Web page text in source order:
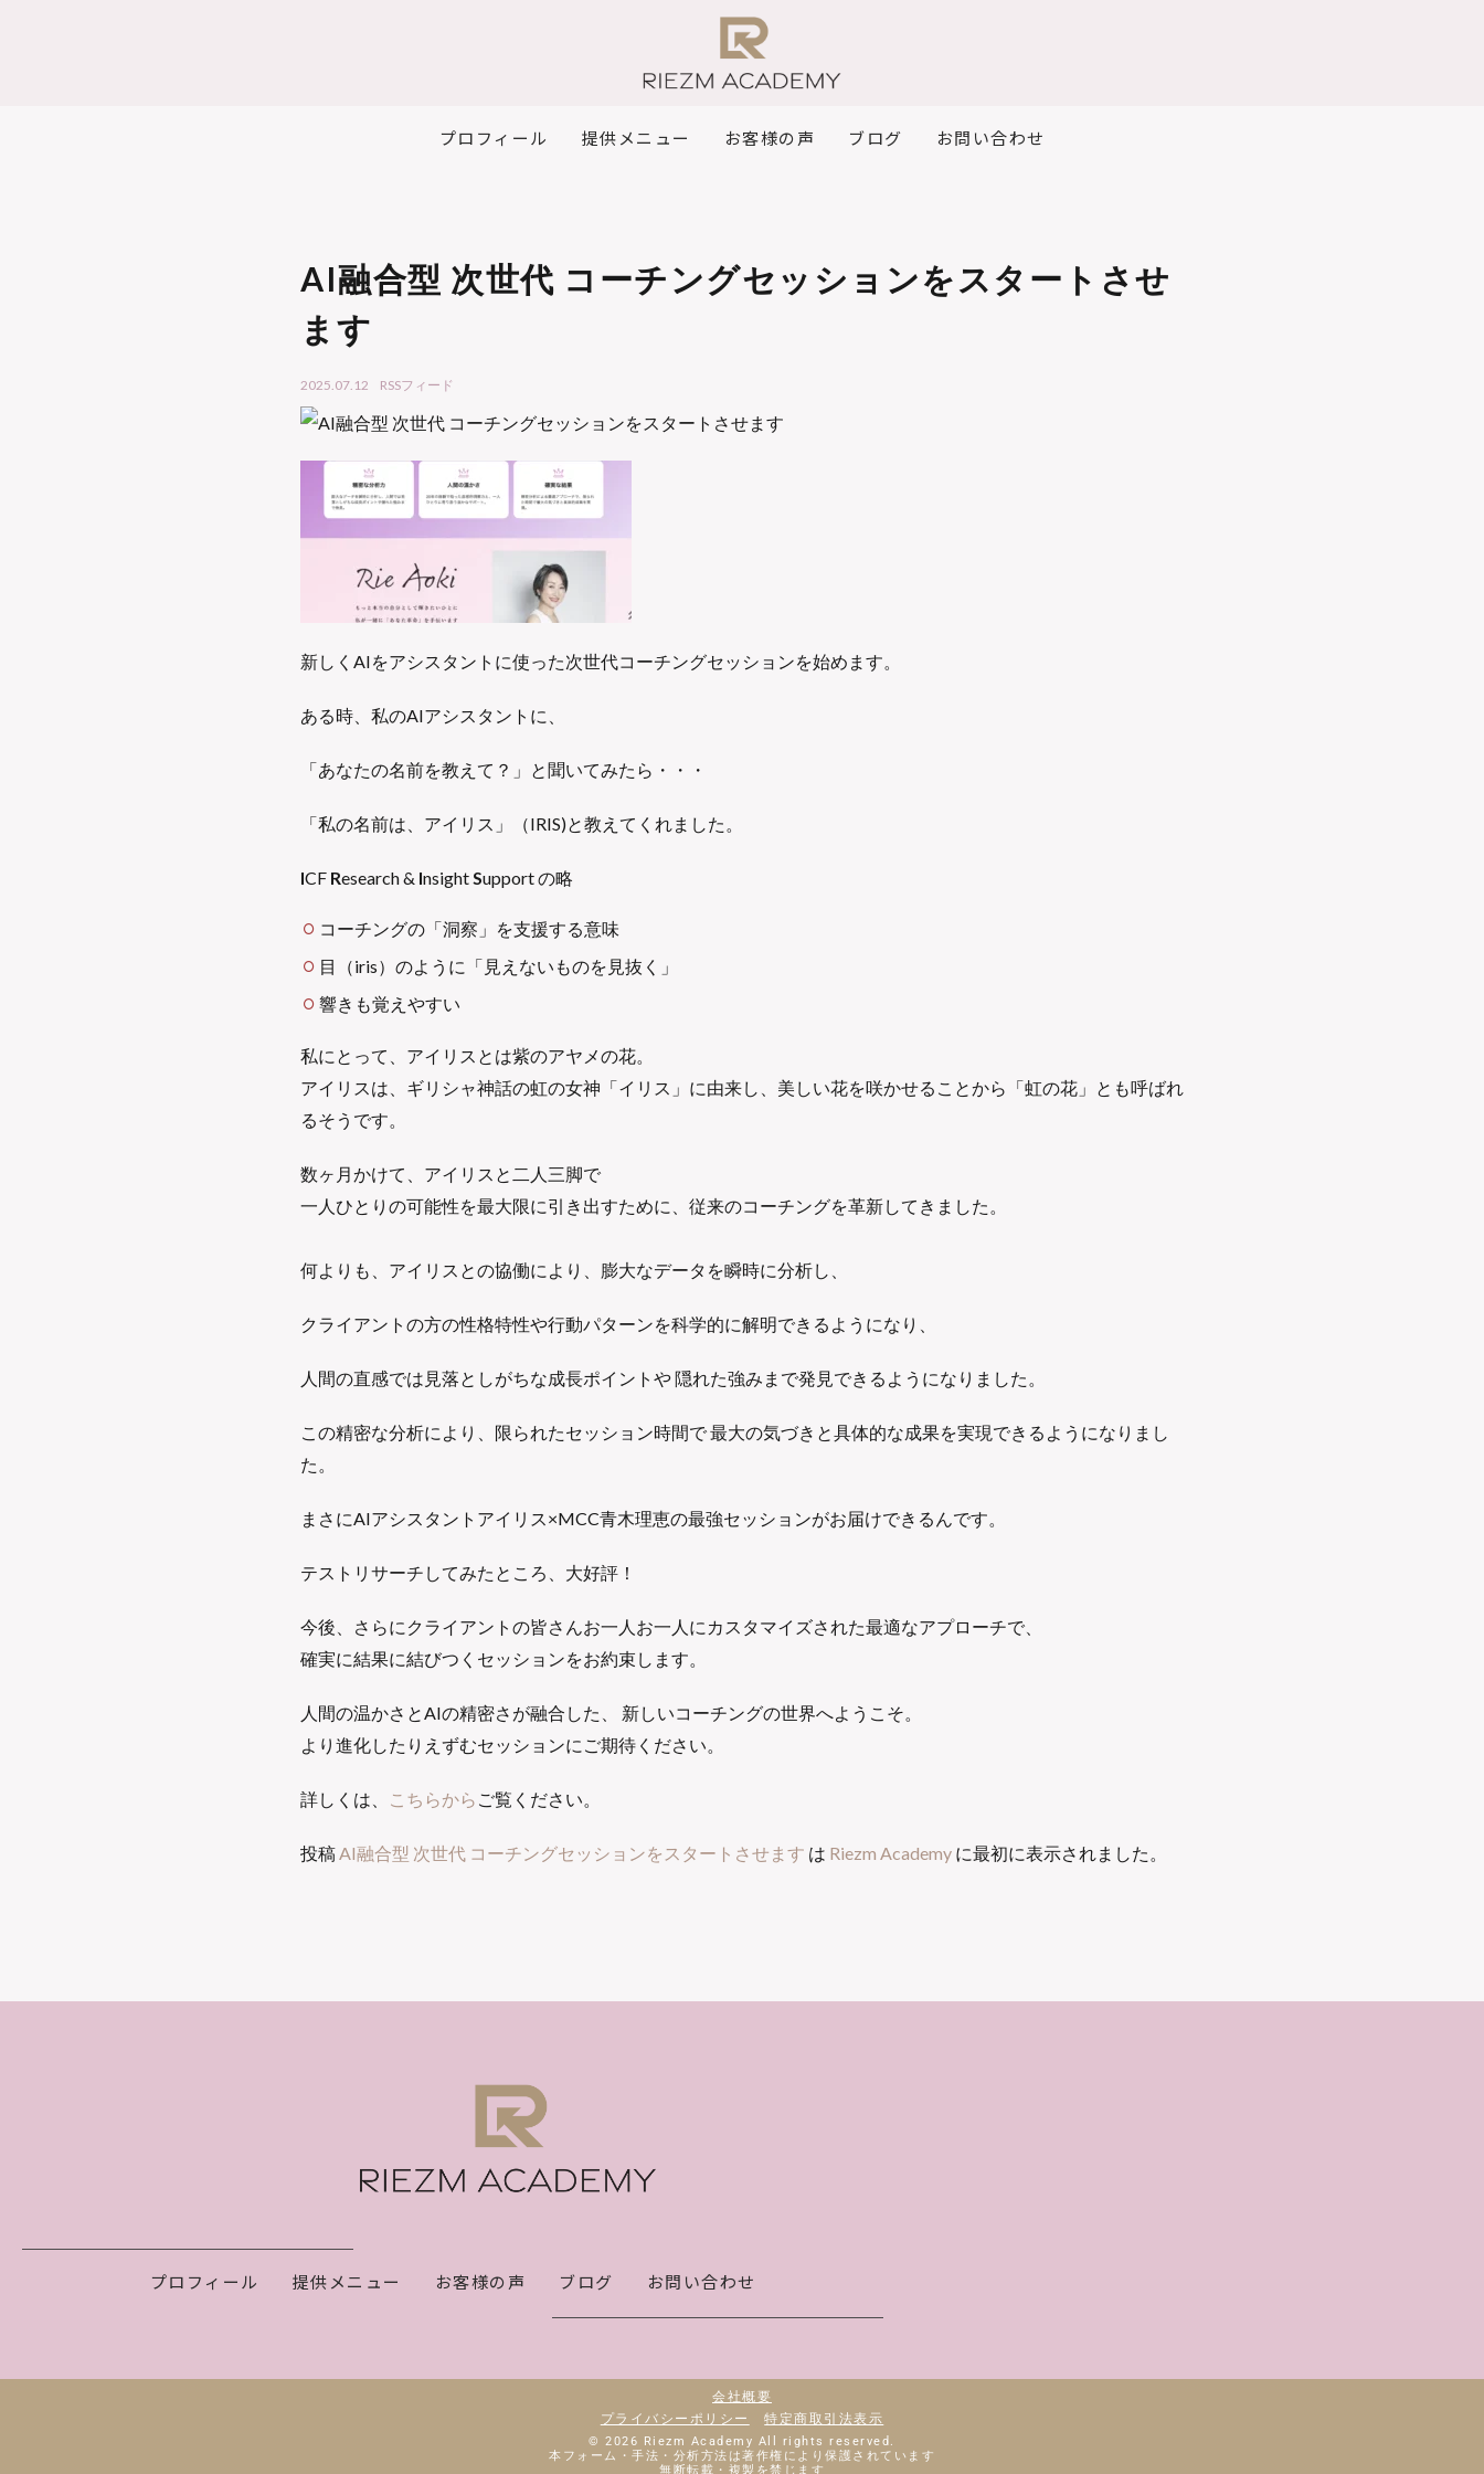
プロフィール 提供メニュー お客様の声 ブログ お問い合わせ
AI融合型 次世代 コーチングセッションをスタートさせ
ます
2025.07.12 RSSフィード
新しくAIをアシスタントに使った次世代コーチングセッションを始めます。
ある時、私のAIアシスタントに、
「あなたの名前を教えて？」と聞いてみたら・・・
「私の名前は、アイリス」（IRIS)と教えてくれました。
ICF Research & InsightSupport の略
コーチングの「洞察」を支援する意味
目（iris）のように「見えないものを見抜く」
響きも覚えやすい
私にとって、アイリスとは紫のアヤメの花。
アイリスは、ギリシャ神話の虹の女神「イリス」に由来し、美しい花を咲かせることから「虹の花」とも呼ばれ
るそうです。
数ヶ月かけて、アイリスと二人三脚で
一人ひとりの可能性を最大限に引き出すために、 従来のコーチングを革新してきました。
何よりも、アイリスとの協働により、膨大なデータを瞬時に分析し、
クライアントの方の性格特性や行動パターンを科学的に解明できるようになり、
人間の直感では見落としがちな成長ポイントや 隠れた強みまで発見できるようになりました。
この精密な分析により、限られたセッション時間で 最大の気づきと具体的な成果を実現できるようになりまし
た。
まさにAIアシスタントアイリス×MCC青木理恵の最強セッションがお届けできるんです。
テストリサーチしてみたところ、大好評！
今後、さらにクライアントの皆さんお一人お一人にカスタマイズされた最適なアプローチで、
確実に結果に結びつくセッションをお約束します。
人間の温かさとAIの精密さが融合した、 新しいコーチングの世界へようこそ。
より進化したりえずむセッションにご期待ください。
詳しくは、 こちらから ご覧ください。
投稿AI融合型 次世代 コーチングセッションをスタートさせます は Riezm Academy に最初に表示されました。
プロフィール 提供メニュー お客様の声 ブログ お問い合わせ
会社概要
プライバシーポリシー
特定商取引法表示
© 2026 Riezm Academy All rights reserved.
本フォーム・手法・分析方法は著作権により保護されています
無断転載・複製を禁じます